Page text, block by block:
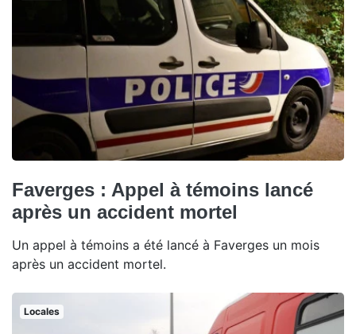
Faverges : Appel à témoins lancé
après un accident mortel
Un appel à témoins a été lancé à Faverges un mois
après un accident mortel.
Locales